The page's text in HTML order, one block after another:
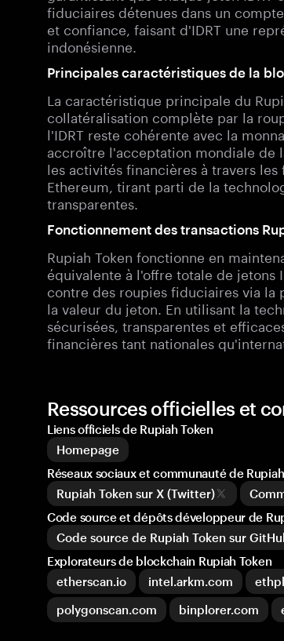
fiduciaires détenues dans un
et confiance, faisant d'IDRT une
indonésienne.
Principales caractéristiques de la
La caractéristique principale du
collatéralisation complète par la
l'IDRT reste cohérente avec la
accroître l'acceptation mondiale de
les activités financières à travers
Ethereum, tirant parti de la
transparentes.
Fonctionnement des transactions
Rupiah Token fonctionne en
équivalente à l'offre totale de jetons
contre des roupies fiduciaires via
la valeur du jeton. En utilisant la
sécurisées, transparentes et
financières tant nationales
Ressources officielles et
Liens officiels de Rupiah Token
Homepage
Réseaux sociaux et communauté de
Rupiah Token sur X (Twitter)
Code source et dépôts développeur de
Code source de Rupiah Token sur
Explorateurs de blockchain Rupiah Token
etherscan.io
intel.arkm.com
polygonscan.com
binplorer.com